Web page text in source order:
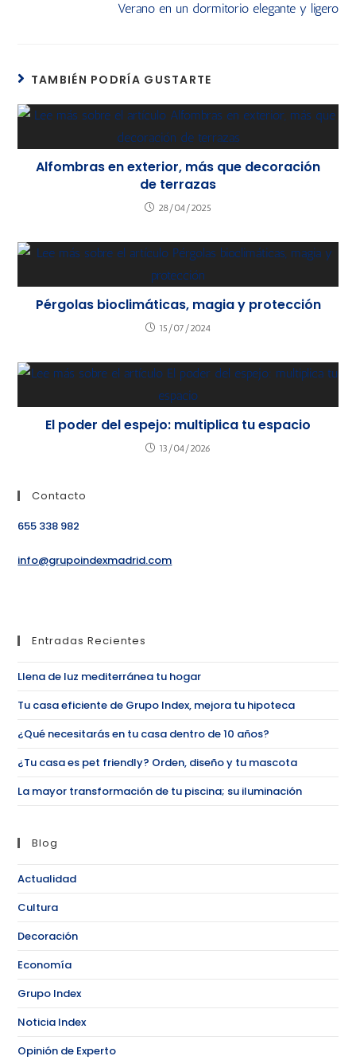
Verano en un dormitorio elegante y ligero
TAMBIÉN PODRÍA GUSTARTE
Alfombras en exterior, más que decoración
de terrazas
28/04/2025
Pérgolas bioclimáticas, magia y protección
15/07/2024
El poder del espejo: multiplica tu espacio
13/04/2026
Contacto
655 338 982
info@grupoindexmadrid.com
Entradas Recientes
Llena de luz mediterránea tu hogar
Tu casa eficiente de Grupo Index, mejora tu hipoteca
¿Qué necesitarás en tu casa dentro de 10 años?
¿Tu casa es pet friendly? Orden, diseño y tu mascota
La mayor transformación de tu piscina; su iluminación
Blog
Actualidad
Cultura
Decoración
Economía
Grupo Index
Noticia Index
Opinión de Experto